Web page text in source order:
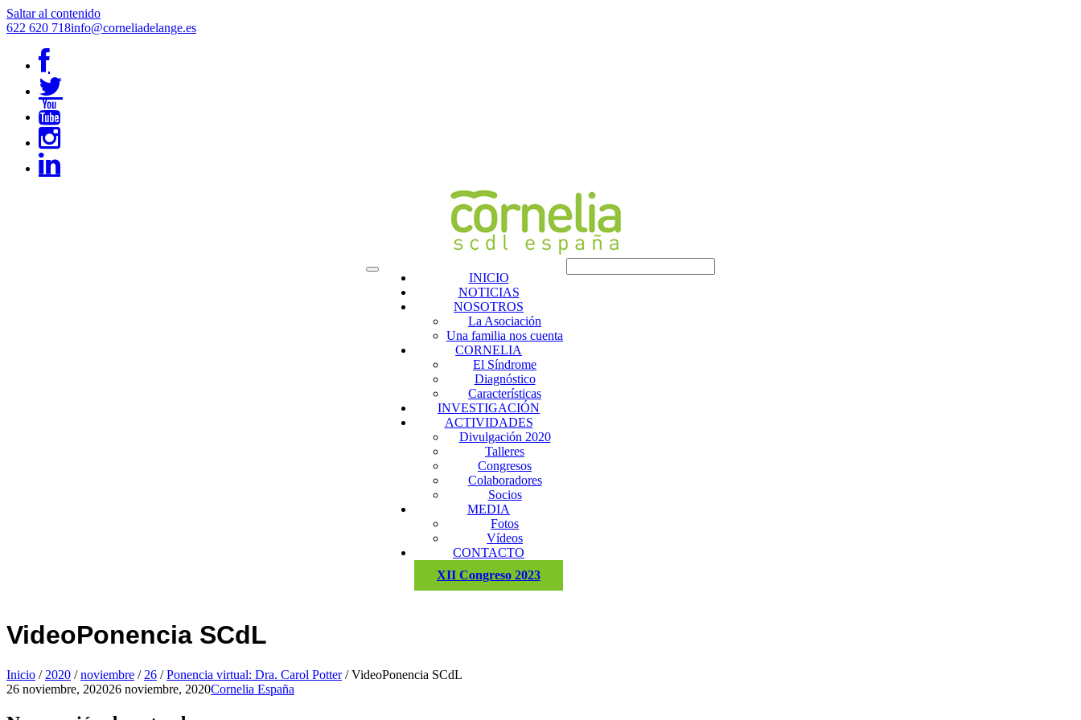
Saltar al contenido
622 620 718info@corneliadelange.es
INICIO
NOTICIAS
NOSOTROS
La Asociación
Una familia nos cuenta
CORNELIA
El Síndrome
Diagnóstico
Características
INVESTIGACIÓN
ACTIVIDADES
Divulgación 2020
Talleres
Congresos
Colaboradores
Socios
MEDIA
Fotos
Vídeos
CONTACTO
XII Congreso 2023
VideoPonencia SCdL
Inicio / 2020 / noviembre / 26 / Ponencia virtual: Dra. Carol Potter / VideoPonencia SCdL
26 noviembre, 202026 noviembre, 2020Cornelia España